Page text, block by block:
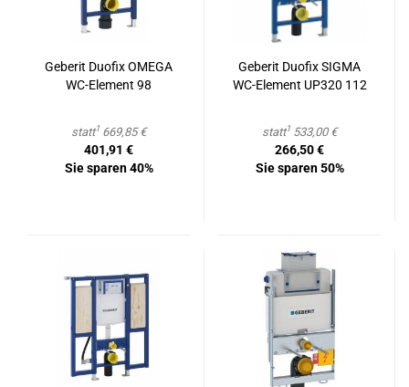
Ge­be­rit Du­o­fix OMEGA
WC-​Ele­ment 98
statt1 669,85 €
401,91 €
Sie sparen 40%
Ge­be­rit Du­o­fix SIGMA
WC-​Ele­ment UP320 112
statt1 533,00 €
266,50 €
Sie sparen 50%